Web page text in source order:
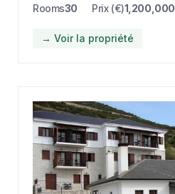
Rooms30 Prix (€)1,200,000
→ Voir la propriété